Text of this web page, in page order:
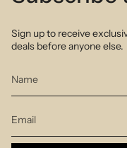
Sign up to receive
deals before anyone else.